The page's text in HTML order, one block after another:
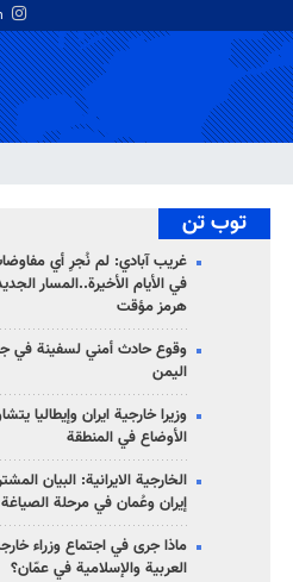
توب تن
غريب آبادي: لم نُجرِ أي
في الأيام الأخيرة..المسار
هرمز مؤقت
وقوع حادث أمني لسفينة في
اليمن
وزيرا خارجية ايران وإيطاليا
الأوضاع في المنطقة
الخارجية الايرانية: البيان
إيران وعُمان في مرحلة الصياغة
ماذا جرى في اجتماع وزراء
العربية والإسلامية في عمّان؟